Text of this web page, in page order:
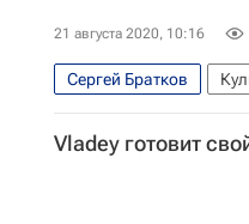
21 августа 2020, 10:16
Сергей Братков
Vladey готовит